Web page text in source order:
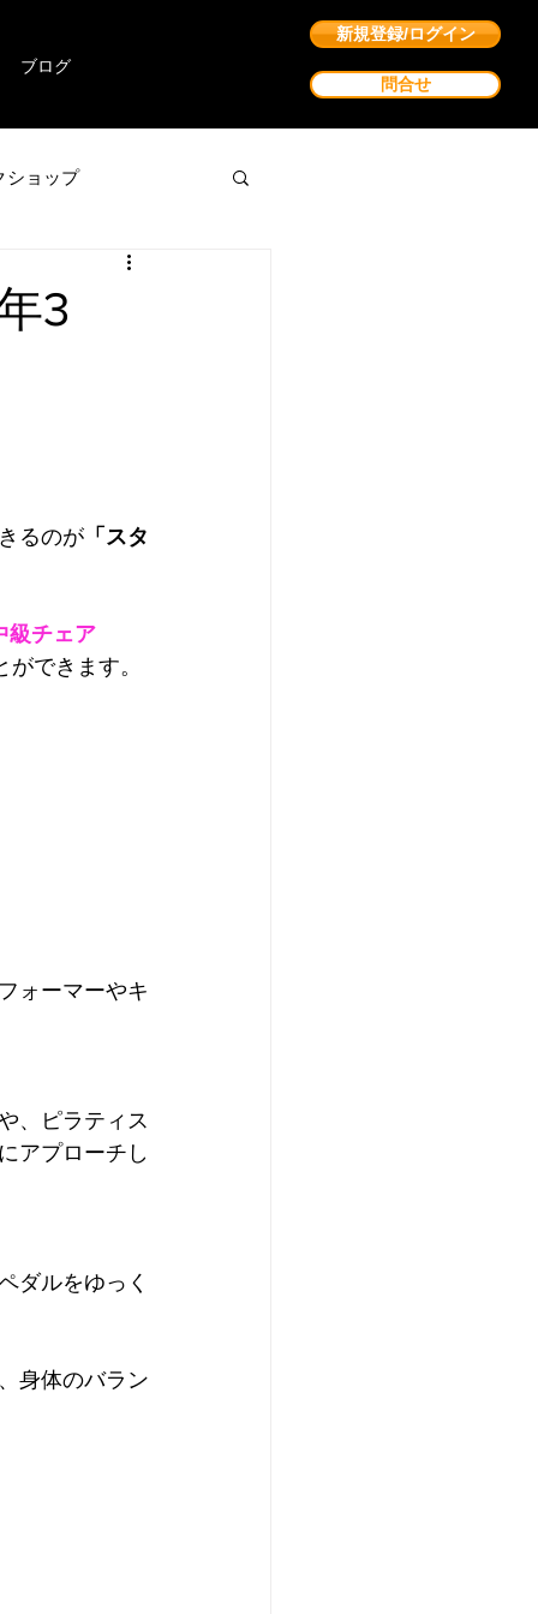
ブログ
新規登録/ログイン
問合せ
ショップ
3
るのが 「スタ
級チェア
できます。
ォーマーやキ
、ピラティス
アプローチし
ダルをゆっく
身体のバラン